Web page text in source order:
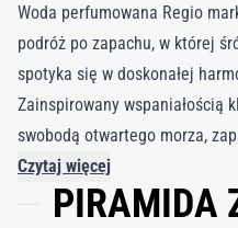
Woda perfumowana Regio
podróż po zapachu, w której
spotyka się w doskonałej
Zainspirowany wspaniałością
swobodą otwartego morza,
żeglowania po
i przygody. Otwiera się
Czytaj więcej
PIRAMIDA